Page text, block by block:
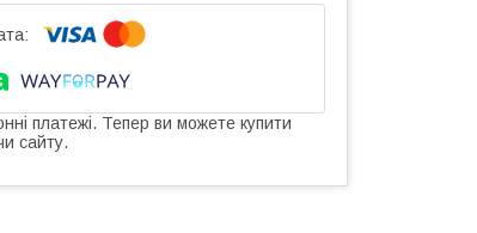
платежі. Тепер ви можете купити
сайту.